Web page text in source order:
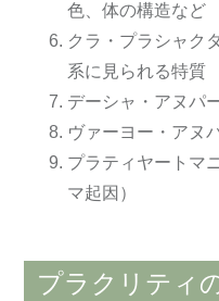
色、体の構造など
クラ・プラシャク
系に見られる特質
デーシャ・アヌパ
ヴァーヨー・アヌ
プラティヤートマ
マ起因）
プラクリティ